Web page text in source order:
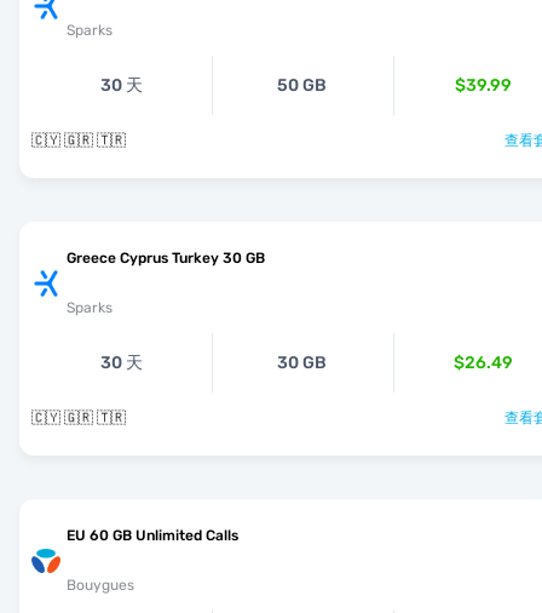
Sparks
30 天 50 GB $39.99
🇨🇾 🇬🇷 🇹🇷 查看
Greece Cyprus Turkey 30 GB
Sparks
30 天 30 GB $26.49
🇨🇾 🇬🇷 🇹🇷 查看
EU 60 GB Unlimited Calls
Bouygues